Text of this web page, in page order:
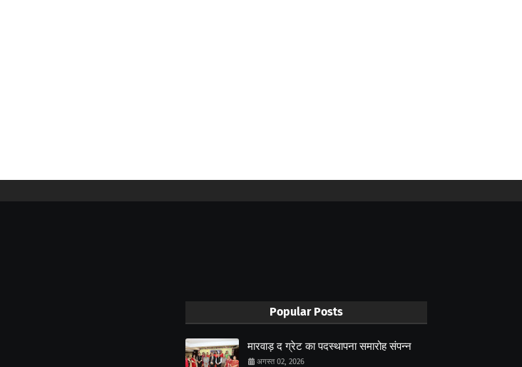
Popular Posts
मारवाड़ द ग्रेट का पदस्थापना समारोह संपन्न
अगस्त 02, 2026